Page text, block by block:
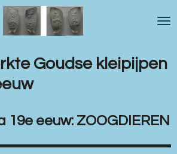
Goudse kleipijpen
19e eeuw: ZOOGDIEREN